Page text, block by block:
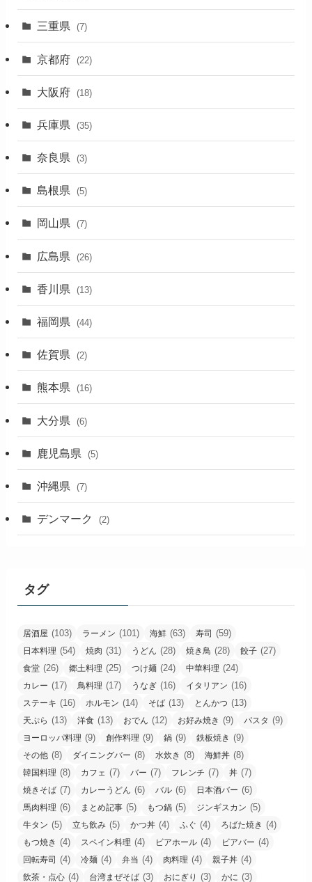
(11)
(4)
(4)
(17)
(1)
三重県 (7)
京都府 (22)
大阪府 (18)
兵庫県 (35)
奈良県 (3)
島根県 (5)
岡山県 (7)
広島県 (26)
香川県 (13)
福岡県 (44)
佐賀県 (2)
熊本県 (16)
大分県 (6)
鹿児島県 (5)
沖縄県 (7)
デンマーク (2)
タグ
居酒屋 (103) ラーメン (101) 海鮮 (63) 寿司 (59)
日本料理 (54) 焼肉 (31) うどん (28) 焼き鳥 (28) 餃子 (27)
食堂 (26) 郷土料理 (25) つけ麺 (24) 中華料理 (24)
カレー (17) 鳥料理 (17) うなぎ (16) イタリアン (16)
ステーキ (16) ホルモン (14) そば (13) とんかつ (13)
天ぷら (13) 洋食 (13) おでん (12) お好み焼き (9) パスタ (9)
ヨーロッパ料理 (9) 創作料理 (9) 鍋 (9) 鉄板焼き (9)
その他 (8) ダイニングバー (8) 水炊き (8) 海鮮丼 (8)
韓国料理 (8) カフェ (7) バー (7) フレンチ (7) 丼 (7)
焼きそば (7) カレーうどん (6) バル (6) 日本酒バー (6)
馬肉料理 (6) まとめ記事 (5) もつ鍋 (5) ジンギスカン (5)
牛タン (5) 立ち飲み (5) かつ丼 (4) ふぐ (4) ろばた焼き (4)
もつ焼き (4) スペイン料理 (4) ビアホール (4) ビアバー (4)
回転寿司 (4) 冷麺 (4) 弁当 (4) 肉料理 (4) 親子丼 (4)
飲茶・点心 (4) 台湾まぜそば (3) おにぎり (3) かに (3)